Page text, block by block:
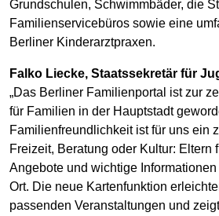
Grundschulen, Schwimmbäder, die
Familienservicebüros sowie eine
Berliner Kinderarztpraxen.
Falko Liecke, Staatssekretär für
„Das Berliner Familienportal ist zur
für Familien in der Hauptstadt
Familienfreundlichkeit ist für uns ein
Freizeit, Beratung oder Kultur: Eltern
Angebote und wichtige
Ort. Die neue Kartenfunktion
passenden Veranstaltungen und